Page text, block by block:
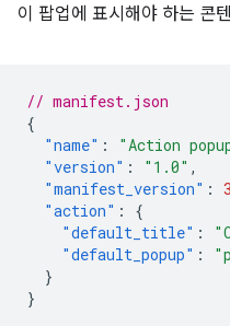
이 팝업에 표시해야 하는 콘
// manifest.json
{
"name" : "Action
"version" : "1.0" ,
"manifest_version" : 3
"action" :
{
"default_title" :
"default_popup" :
}
}